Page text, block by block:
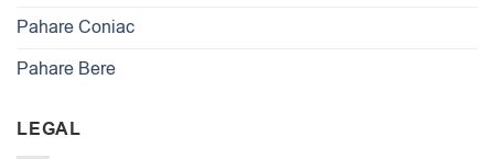
Pahare Coniac
Pahare Bere
LEGAL